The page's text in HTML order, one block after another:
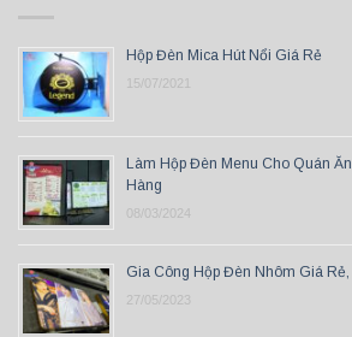
Hộp Đèn Mica Hút Nổi Giá Rẻ
15/07/2021
Làm Hộp Đèn Menu Cho Quán
Hàng
08/03/2024
Gia Công Hộp Đèn Nhôm Giá
27/05/2023